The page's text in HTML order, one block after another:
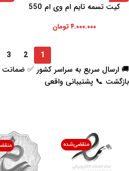
کیت تسمه تایم ام وی ام 550
۴.۰۰۰.۰۰۰تومان
1
2
3
بازگشت 📞 پشتیبانی واقعی